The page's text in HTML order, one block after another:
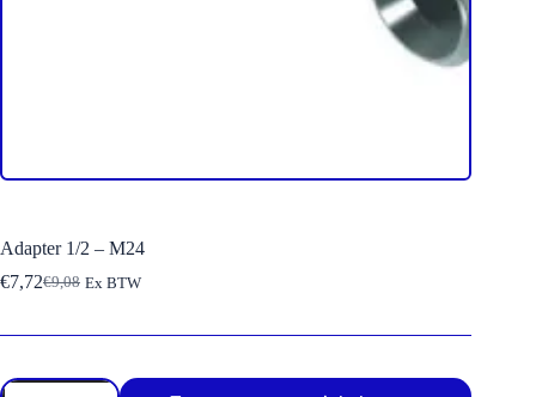
Adapter 1/2 – M24
€9,08
Oorspronkelijke
was:
€7,72Huidige
is:
Ex BTW
Adapter